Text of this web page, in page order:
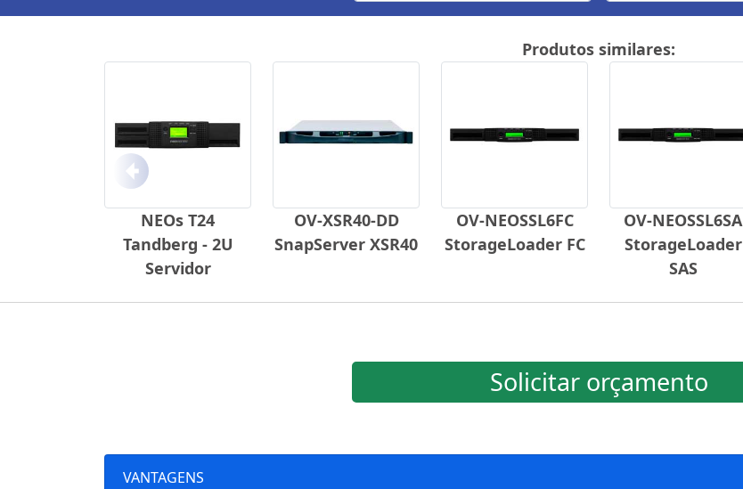
Produtos similares:
NEOs T24
Tandberg - 2U
Servidor
OV-XSR40-DD
SnapServer XSR40
OV-NEOSSL6FC
StorageLoader FC
OV-NEOSSL6SA
StorageLoader
SAS
Anterior
Solicitar orçamento
VANTAGENS